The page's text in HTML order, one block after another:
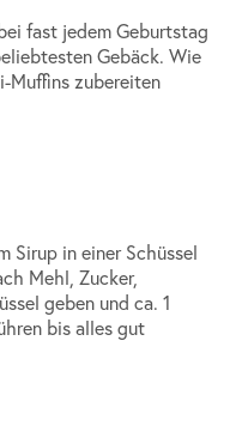
fast jedem Geburtstag
Gebäck. Wie
Muffins zubereiten
Sirup in einer Schüssel
Mehl, Zucker,
geben und ca. 1
bis alles gut